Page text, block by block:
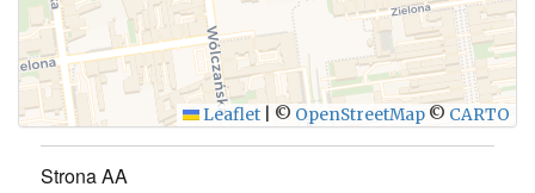
Leaflet © OpenStreetMap © CARTO
Strona AA